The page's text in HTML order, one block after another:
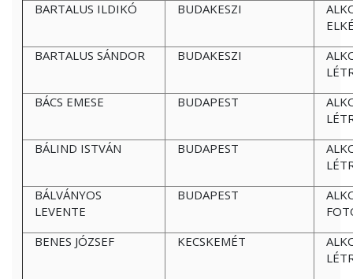
BARTALUS ILDIKÓ
BUDAKESZI
BARTALUS SÁNDOR
BUDAKESZI
BÁCS EMESE
BUDAPEST
BÁLIND ISTVÁN
BUDAPEST
BÁLVÁNYOS
LEVENTE
BUDAPEST
BENES JÓZSEF
KECSKEMÉT